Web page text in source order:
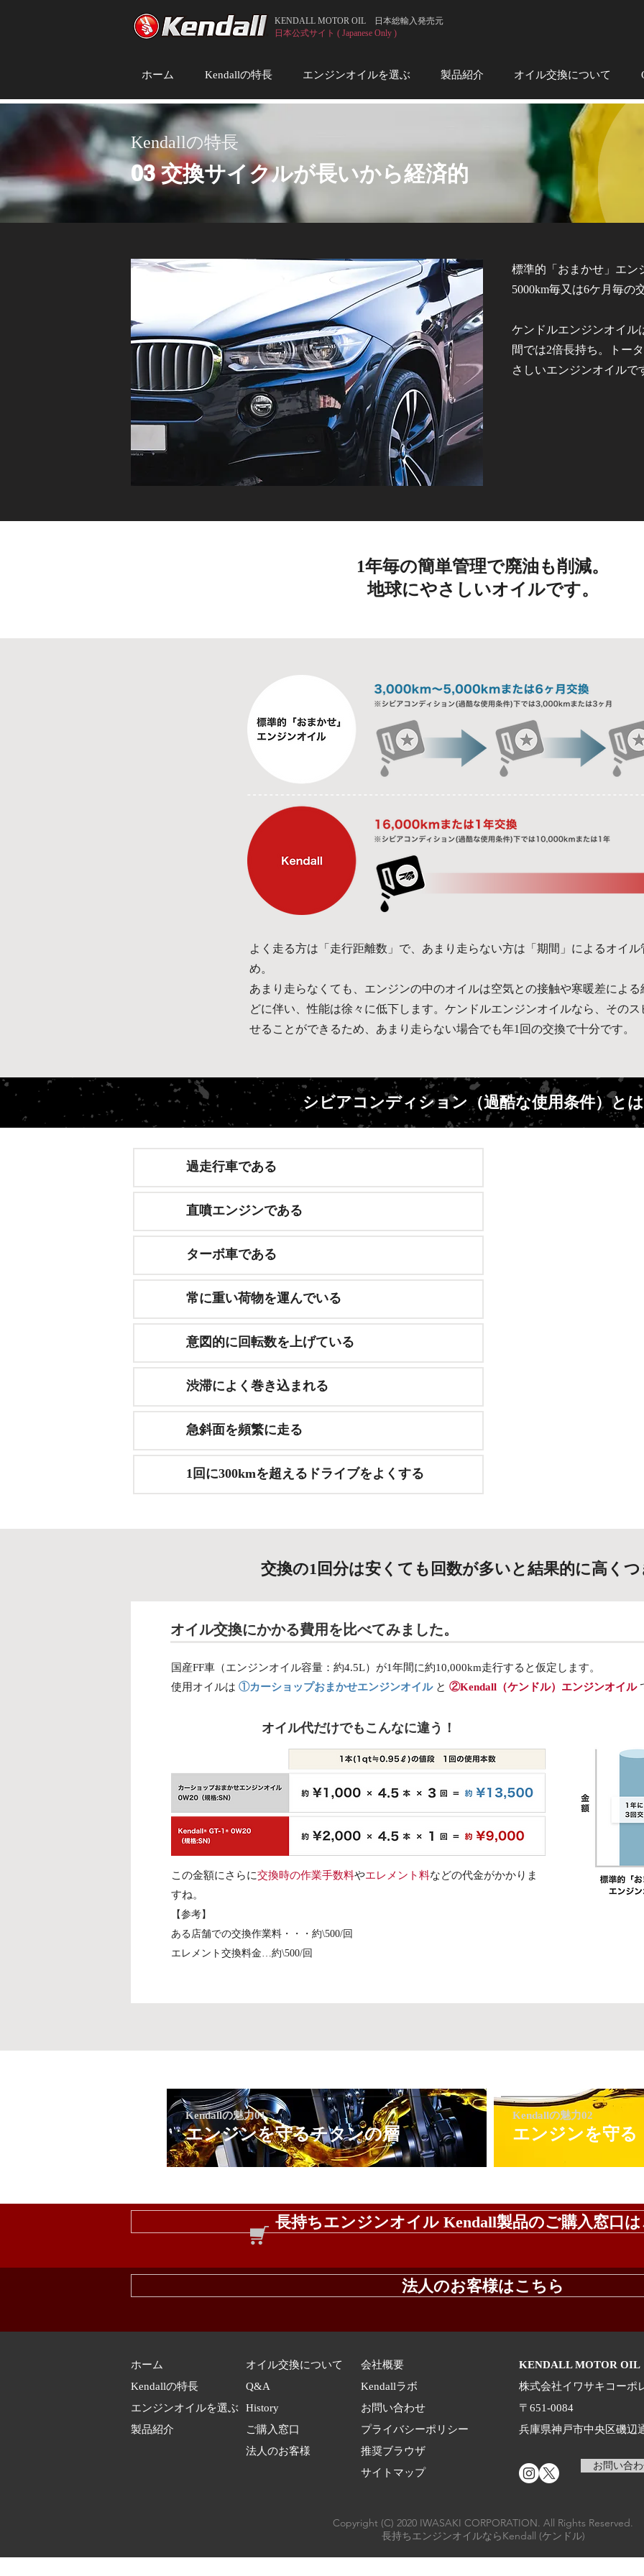
KENDALL MOTOR OIL 日本総輸入発売元
日本公式サイト ( Japanese Only )
ホーム Kendallの特長 エンジンオイルを選ぶ 製品紹介 オイル交換について
Kendallの特長
03交換サイクルが長いから経済的
標準的「おまかせ」エン
5000km毎又は6ケ月毎の
ケンドルエンジンオイル
間では2倍長持ち。トー
さしいエンジンオイルで
1年毎の簡単管理で廃油も削減。
​地球にやさしいオイルです。
よく走る方は「走行距離数」で、あまり走らない方は「期間」によるオイ
め。
あまり走らなくても、エンジンの中のオイルは空気との接触や寒暖差による
どに伴い、性能は徐々に低下します。ケンドルエンジンオイルなら、そのス
せることができるため、あまり走らない場合でも年1回の交換で十分です。
シビアコンディション（過酷な使用条件）と
過走行車である
直噴エンジンである
ターボ車である
常に重い荷物を運んでいる
意図的に回転数を上げている
渋滞によく巻き込まれる
急斜面を頻繁に走る
1回に300kmを超えるドライブをよくする
交換の1回分は安くても回数が多いと結果的に高く
オイル交換にかかる費用を比べてみました。
国産FF車（エンジンオイル容量：約4.5L）が1年間に約10,000km走行すると仮定します。
使用オイルは ①カーショップおまかせエンジンオイル と ②Kendall（ケンドル）エンジンオイル
オイル代だけでもこんなに違う！
この金額にさらに交換時の作業手数料やエレメント料などの代金がかかりま
すね。
【参考】
ある店舗での交換作業料・・・約\500/回
エレメント交換料金…約\500/回
​エンジンを守るチタンの層
Kendallの魅力01
エンジンを守る
Kendallの魅力02
長持ちエンジンオイル Kendall製品の​ご購入​窓口
ホーム
Kendallの特長
エンジンオイルを選ぶ
製品紹介
オイル交換について
Q&A
History
ご購入窓口
​​法人のお客様
会社概要
Kendallラボ
お問い合わせ
プライバシーポリシー
推奨ブラウザ
​サイトマップ
KENDALL MOTOR
株式会社イワサキコーポ
〒651-0084
兵庫県神戸市中央区磯辺
お問い合
Copyright (C) 2020 IWASAKI CORPORATION. All Rights Reserved.
長持ちエンジンオイルならKendall (ケンドル)
法人のお客様はこちら